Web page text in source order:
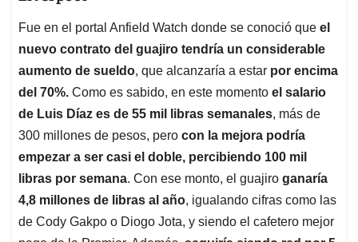
Fue en el portal Anfield Watch donde se conoció que el
nuevo contrato del guajiro tendría un considerable
aumento de sueldo, que alcanzaría a estar por encima
del 70%. Como es sabido, en este momento el salario
de Luis Díaz es de 55 mil libras semanales, más de
300 millones de pesos, pero con la mejora podría
empezar a ser casi el doble, percibiendo 100 mil
libras por semana. Con ese monto, el guajiro ganaría
4,8 millones de libras al año, igualando cifras como las
de Cody Gakpo o Diogo Jota, y siendo el cafetero mejor